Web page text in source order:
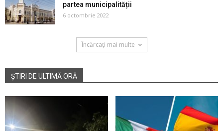
partea municipalității
6 octombrie 2022
Încărcați mai multe
ȘTIRI DE ULTIMĂ ORĂ